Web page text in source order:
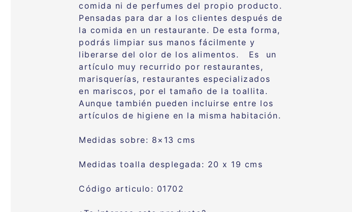
comida ni de perfumes del propio producto.
Pensadas para dar a los clientes después de
la comida en un restaurante. De esta forma,
podrás limpiar sus manos fácilmente y
liberarse del olor de los alimentos. Es un
artículo muy recurrido por restaurantes,
marisquerías, restaurantes especializados
en mariscos, por el tamaño de la toallita.
Aunque también pueden incluirse entre los
artículos de higiene en la misma habitación.
Medidas sobre: 8×13 cms
Medidas toalla desplegada: 20 x 19 cms
Código articulo: 01702